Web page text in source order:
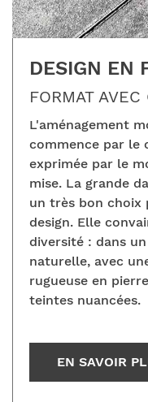
DESIGN EN
FORMAT AVEC
L'aménagement
commence par le
exprimée par le
mise. La grande
un très bon choix
design. Elle
diversité : dans
naturelle, avec
rugueuse en
teintes nuancées.
EN SAVOIR